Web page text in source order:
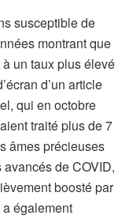
susceptible de
montrant que
un taux plus élevé
d’un article
qui en octobre
traité plus de 7
âmes précieuses
de COVID,
boosté par
également